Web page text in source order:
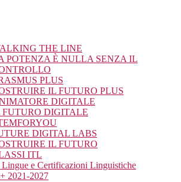
THE LINE
POTENZA È NULLA SENZA IL
PLUS
IL FUTURO PLUS
DIGITALE
FUTURO DIGITALE
DIGITAL LABS
IL FUTURO
ITL
Lingue e Certificazioni Linguistiche
2021-2027